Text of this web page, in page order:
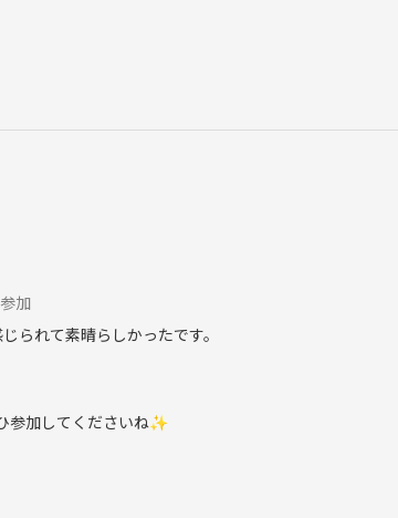
加
られて素晴らしかったです。
参加してくださいね✨️